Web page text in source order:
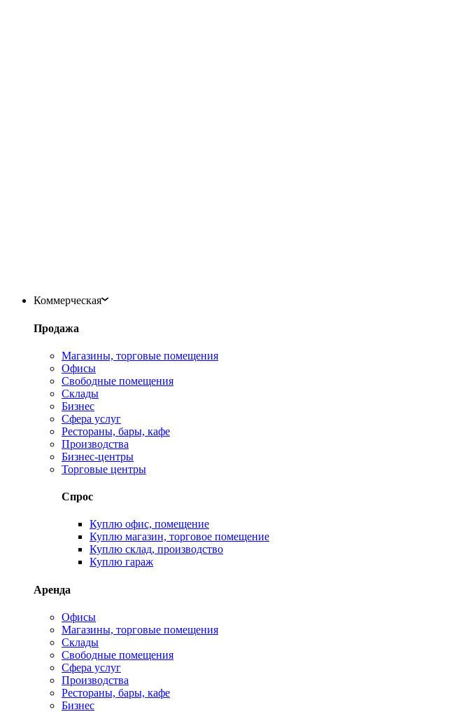
Коммерческая
Продажа
Магазины, торговые помещения
Офисы
Свободные помещения
Склады
Бизнес
Сфера услуг
Рестораны, бары, кафе
Производства
Бизнес-центры
Торговые центры
Спрос
Куплю офис, помещение
Куплю магазин, торговое помещение
Куплю склад, производство
Куплю гараж
Аренда
Офисы
Магазины, торговые помещения
Склады
Свободные помещения
Сфера услуг
Производства
Рестораны, бары, кафе
Бизнес